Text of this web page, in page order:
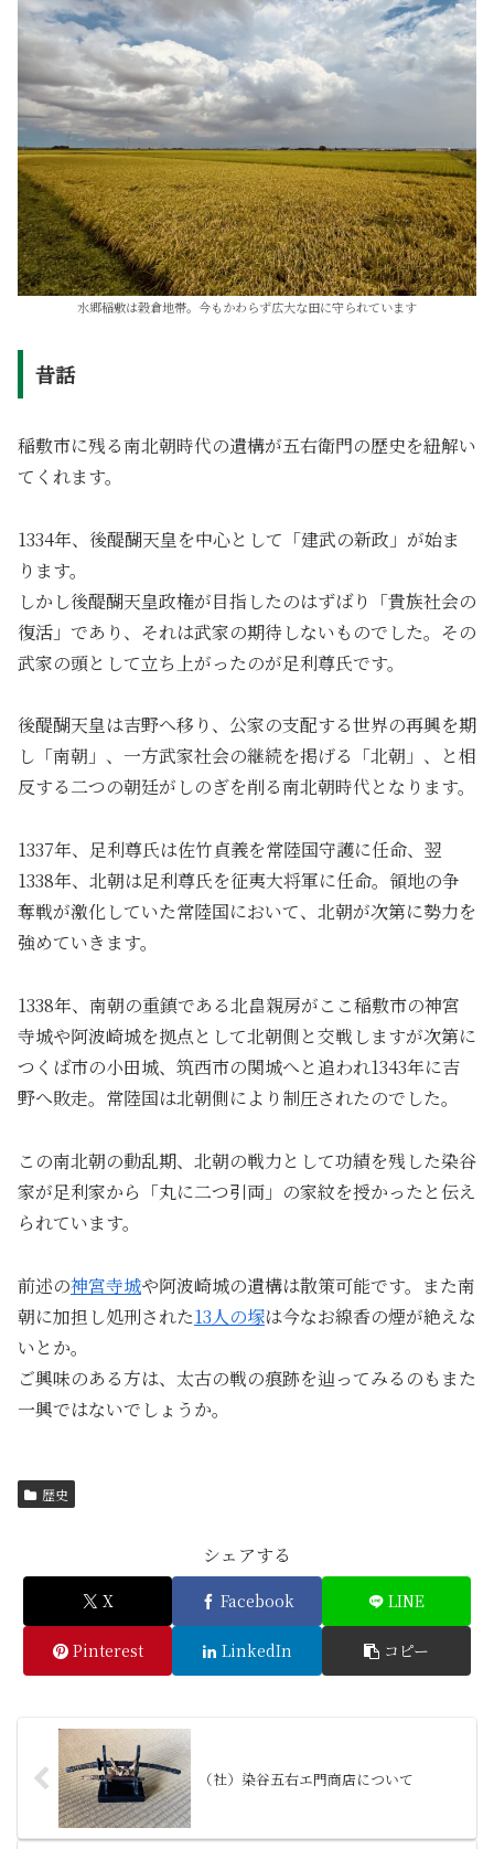
水郷稲敷は穀倉地帯。今もかわらず広大な田に守られています
昔話
稲敷市に残る南北朝時代の遺構が五右衛門の歴史を紐解い
てくれます。
1334年、後醍醐天皇を中心として「建武の新政」が始ま
ります。
しかし後醍醐天皇政権が目指したのはずばり「貴族社会の
復活」であり、それは武家の期待しないものでした。その
武家の頭として立ち上がったのが足利尊氏です。
後醍醐天皇は吉野へ移り、公家の支配する世界の再興を期
し「南朝」、一方武家社会の継続を掲げる「北朝」、と相
反する二つの朝廷がしのぎを削る南北朝時代となります。
1337年、足利尊氏は佐竹貞義を常陸国守護に任命、翌
1338年、北朝は足利尊氏を征夷大将軍に任命。領地の争
奪戦が激化していた常陸国において、北朝が次第に勢力を
強めていきます。
1338年、南朝の重鎮である北畠親房がここ稲敷市の神宮
寺城や阿波崎城を拠点として北朝側と交戦しますが次第に
つくば市の小田城、筑西市の関城へと追われ1343年に吉
野へ敗走。常陸国は北朝側により制圧されたのでした。
この南北朝の動乱期、北朝の戦力として功績を残した染谷
家が足利家から「丸に二つ引両」の家紋を授かったと伝え
られています。
前述の神宮寺城や阿波崎城の遺構は散策可能です。また南
朝に加担し処刑された13人の塚は今なお線香の煙が絶えな
いとか。
ご興味のある方は、太古の戦の痕跡を辿ってみるのもまた
一興ではないでしょうか。
歴史
シェアする
X Facebook LINE
Pinterest LinkedIn コピー
（社）染谷五右エ門商店について